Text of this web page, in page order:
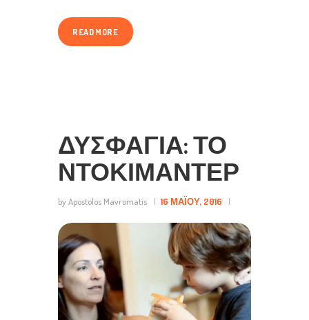
READ MORE
ΔΥΣΦΑΓΊΑ: ΤΟ
ΝΤΟΚΙΜΑΝΤΈΡ
by Apostolos Mavromatis 16 ΜΑΪ́ΟΥ, 2016